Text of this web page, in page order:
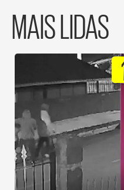
MAIS LIDAS